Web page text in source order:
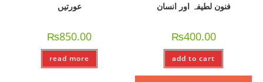
عورتیں
₨850.00
read more
فنون لطیفہ اور انسان
₨400.00
add to cart